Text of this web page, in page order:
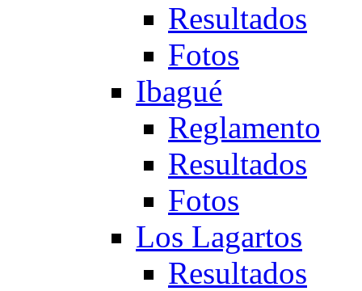
Resultados
Fotos
Ibagué
Reglamento
Resultados
Fotos
Los Lagartos
Resultados